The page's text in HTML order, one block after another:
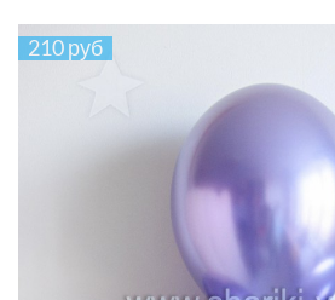
210 руб